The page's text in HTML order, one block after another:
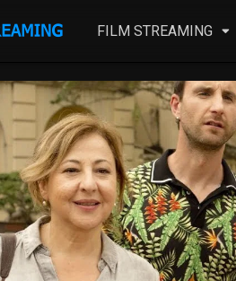
FILM STREAMING